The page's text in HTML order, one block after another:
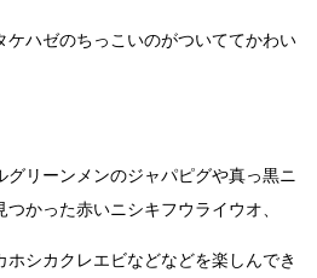
ケハゼのちっこいのがついててかわい
リーンメンのジャパピグや真っ黒ニ
かった赤いニシキフウライウオ、
シカクレエビなどなどを楽しんでき